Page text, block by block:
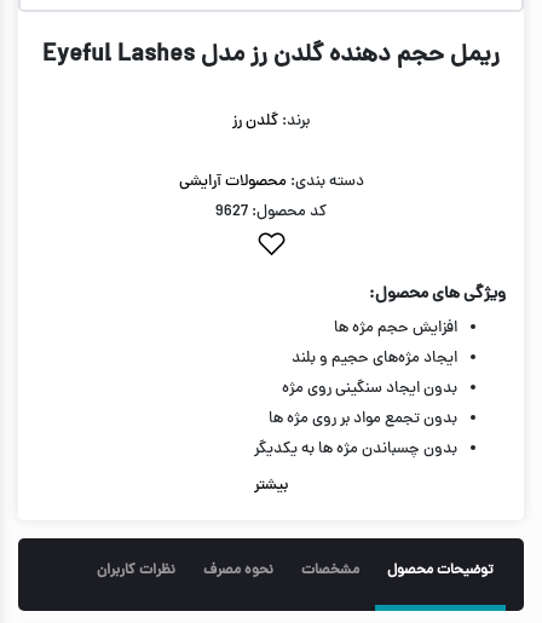
ريمل حجم دهنده گلدن رز مدل Eyeful Lashes
برند: گلدن رز
دسته بندی: محصولات آرایشی
کد محصول: 9627
ویژگی های محصول:
افزایش حجم مژه ها
ایجاد مژه‌های حجیم و بلند
بدون ایجاد سنگینی روی مژه
بدون تجمع مواد بر روی مژه ها
بدون چسباندن مژه ها به یکدیگر
بدون حساسیت و سوزش چشم
حالت دهنده و حجم دهنده مژه
حالت دهنده و فر کننده مژه ها
حاوی رنگدانه های خالص مشکی
بیشتر
توضیحات محصول مشخصات نحوه مصرف نظرات کاربران